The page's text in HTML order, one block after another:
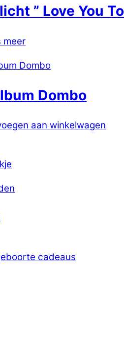
” Love You
meer
Dombo
aan winkelwagen
cadeaus